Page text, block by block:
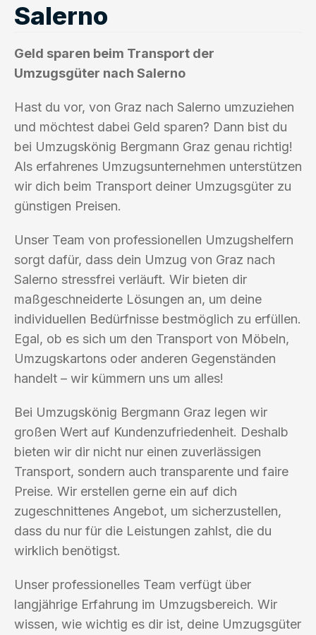
Salerno
Geld sparen beim Transport der
Umzugsgüter nach Salerno
Hast du vor, von Graz nach Salerno umzuziehen
und möchtest dabei Geld sparen? Dann bist du
bei Umzugskönig Bergmann Graz genau richtig!
Als erfahrenes Umzugsunternehmen unterstützen
wir dich beim Transport deiner Umzugsgüter zu
günstigen Preisen.
Unser Team von professionellen Umzugshelfern
sorgt dafür, dass dein Umzug von Graz nach
Salerno stressfrei verläuft. Wir bieten dir
maßgeschneiderte Lösungen an, um deine
individuellen Bedürfnisse bestmöglich zu erfüllen.
Egal, ob es sich um den Transport von Möbeln,
Umzugskartons oder anderen Gegenständen
handelt – wir kümmern uns um alles!
Bei Umzugskönig Bergmann Graz legen wir
großen Wert auf Kundenzufriedenheit. Deshalb
bieten wir dir nicht nur einen zuverlässigen
Transport, sondern auch transparente und faire
Preise. Wir erstellen gerne ein auf dich
zugeschnittenes Angebot, um sicherzustellen,
dass du nur für die Leistungen zahlst, die du
wirklich benötigst.
Unser professionelles Team verfügt über
langjährige Erfahrung im Umzugsbereich. Wir
wissen, wie wichtig es dir ist, deine Umzugsgüter